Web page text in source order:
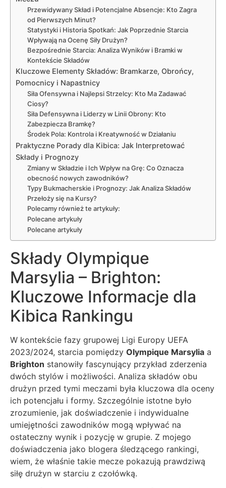
Przewidywany Skład i Potencjalne Absencje: Kto Zagra
od Pierwszych Minut?
Statystyki i Historia Spotkań: Jak Poprzednie Starcia
Wpływają na Ocenę Siły Drużyn?
Bezpośrednie Starcia: Analiza Wyników i Bramki w
Kontekście Składów
Kluczowe Elementy Składów: Bramkarze, Obrońcy,
Pomocnicy i Napastnicy
Siła Ofensywna i Najlepsi Strzelcy: Kto Ma Zadawać
Ciosy?
Siła Defensywna i Liderzy w Linii Obrony: Kto
Zabezpiecza Bramkę?
Środek Pola: Kontrola i Kreatywność w Działaniu
Praktyczne Porady dla Kibica: Jak Interpretować
Składy i Prognozy
Zmiany w Składzie i Ich Wpływ na Grę: Co Oznacza
obecność nowych zawodników?
Typy Bukmacherskie i Prognozy: Jak Analiza Składów
Przełoży się na Kursy?
Polecamy również te artykuły:
Polecane artykuły
Polecane artykuły
Składy Olympique
Marsylia – Brighton:
Kluczowe Informacje dla
Kibica Rankingu
W kontekście fazy grupowej Ligi Europy UEFA
2023/2024, starcia pomiędzy Olympique Marsylia a
Brighton stanowiły fascynujący przykład zderzenia
dwóch stylów i możliwości. Analiza składów obu
drużyn przed tymi meczami była kluczowa dla oceny
ich potencjału i formy. Szczególnie istotne było
zrozumienie, jak doświadczenie i indywidualne
umiejętności zawodników mogą wpływać na
ostateczny wynik i pozycję w grupie. Z mojego
doświadczenia jako blogera śledzącego rankingi,
wiem, że właśnie takie mecze pokazują prawdziwą
siłę drużyn w starciu z czołówką.